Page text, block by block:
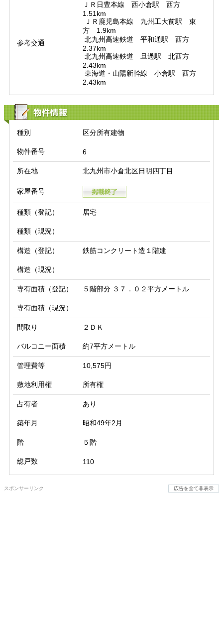
参考交通
ＪＲ日豊本線　西小倉駅　西方
1.51km
方　1.9km
2.37km
2.43km
2.43km
物件情報
種別 区分所有建物
物件番号 6
所在地 北九州市小倉北区日明四丁目
家屋番号
種類（登記） 居宅
種類（現況）
構造（登記） 鉄筋コンクリート造１階建
構造（現況）
専有面積（登記） ５階部分 ３７．０２平方メートル
専有面積（現況）
間取り ２ＤＫ
バルコニー面積 約7平方メートル
管理費等 10,575円
敷地利用権 所有権
占有者 あり
築年月 昭和49年2月
階 ５階
総戸数 110
スポンサーリンク 広告を全て非表示